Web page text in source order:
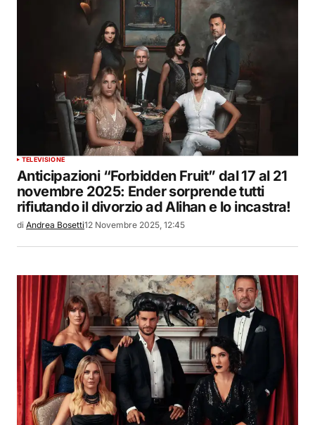
TELEVISIONE
Anticipazioni “Forbidden Fruit” dal 17 al 21
novembre 2025: Ender sorprende tutti
rifiutando il divorzio ad Alihan e lo incastra!
di Andrea Bosetti12 Novembre 2025, 12:45